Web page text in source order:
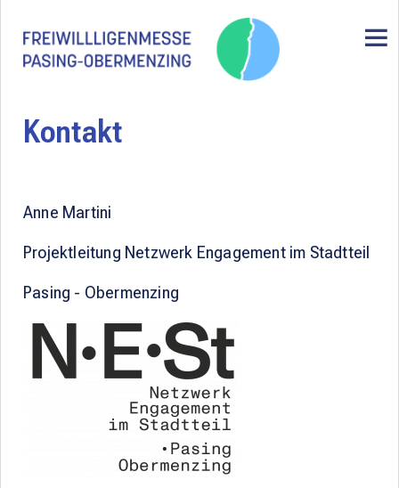
Kontakt
Anne Martini
Projektleitung Netzwerk Engagement im Stadtteil
Pasing - Obermenzing